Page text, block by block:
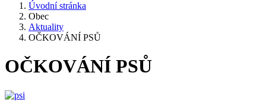
Úvodní stránka
Obec
Aktuality
OČKOVÁNÍ PSŮ
OČKOVÁNÍ PSŮ